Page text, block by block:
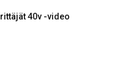
40v -video